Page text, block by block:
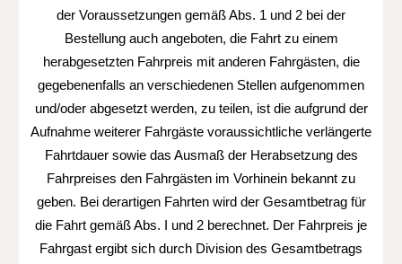
der Voraussetzungen gemäß Abs. 1 und 2 bei der
Bestellung auch angeboten, die Fahrt zu einem
herabgesetzten Fahrpreis mit anderen Fahrgästen, die
gegebenenfalls an verschiedenen Stellen aufgenommen
und/oder abgesetzt werden, zu teilen, ist die aufgrund der
Aufnahme weiterer Fahrgäste voraussichtliche verlängerte
Fahrtdauer sowie das Ausmaß der Herabsetzung des
Fahrpreises den Fahrgästen im Vorhinein bekannt zu
geben. Bei derartigen Fahrten wird der Gesamtbetrag für
die Fahrt gemäß Abs. I und 2 berechnet. Der Fahrpreis je
Fahrgast ergibt sich durch Division des Gesamtbetrags